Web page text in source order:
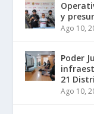
y
Ago 10,
Poder
21
Ago 10,